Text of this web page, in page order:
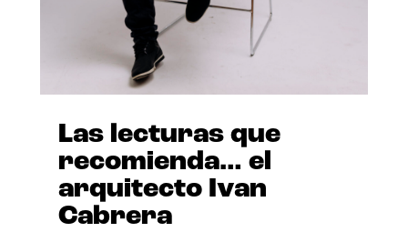
Las lecturas que
recomienda… el
arquitecto Ivan
Cabrera